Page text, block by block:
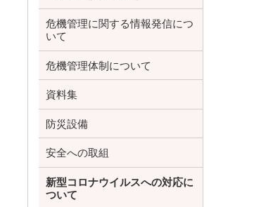
危機管理に関する情報発信につ
いて
危機管理体制について
資料集
防災設備
安全への取組
新型コロナウイルスへの対応に
ついて